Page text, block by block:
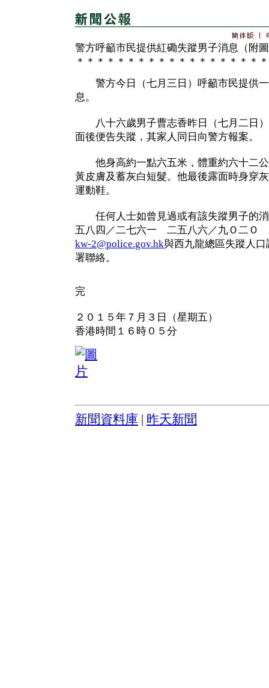
警方呼籲市民提供紅磡失蹤男子消息（附
＊＊＊＊＊＊＊＊＊＊＊＊＊＊＊＊＊＊
警方今日（七月三日）呼籲市民提供一
息。
八十六歲男子曹志香昨日（七月二日）
面後便告失蹤，其家人同日向警方報案。
他身高約一點六五米，體重約六十二公
黃皮膚及蓄灰白短髮。他最後露面時身穿
運動鞋。
任何人士如曾見過或有該失蹤男子的
五八四／二七六一 二五八六／九Ｏ二Ｏ
kw-2@police.gov.hk與西九龍總區失蹤人
署聯絡。
完
２０１５年７月３日（星期五）
香港時間１６時０５分
新聞資料庫 昨天新聞